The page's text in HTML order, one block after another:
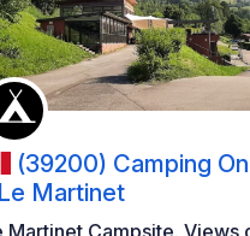
(39200) Camping
Martinet